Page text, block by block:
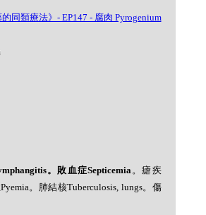
。敗血症Septicemia。瘧疾
。肺結核Tuberculosis, lungs。傷